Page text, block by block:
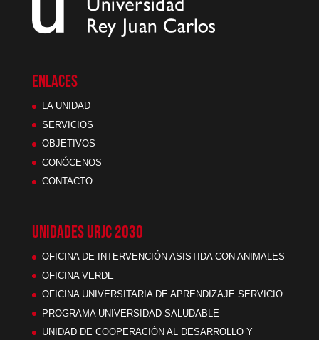
ENLACES
LA UNIDAD
SERVICIOS
OBJETIVOS
CONÓCENOS
CONTACTO
UNIDADES URJC 2030
OFICINA DE INTERVENCIÓN ASISTIDA CON ANIMALES
OFICINA VERDE
OFICINA UNIVERSITARIA DE APRENDIZAJE SERVICIO
PROGRAMA UNIVERSIDAD SALUDABLE
UNIDAD DE COOPERACIÓN AL DESARROLLO Y